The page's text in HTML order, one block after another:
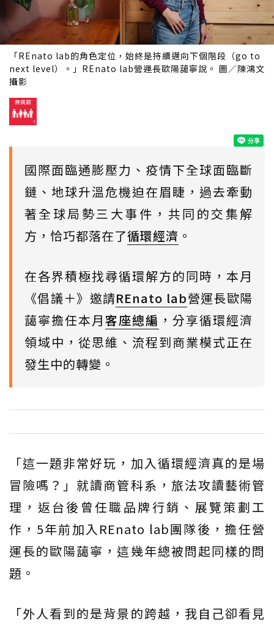
「REnato lab的角色定位，始終是持續邁向下個階段（go to
next level）。」REnato lab營運長歐陽藹寧說。 圖／陳鴻文
攝影
國際面臨通膨壓力、疫情下全球面臨斷
鏈、地球升溫危機迫在眉睫，過去牽動
著全球局勢三大事件，共同的交集解
方，恰巧都落在了循環經濟 。
在各界積極找尋循環解方的同時，本月
《倡議＋》邀請REnato lab營運長歐陽
藹寧擔任本月客座總編 ，分享循環經濟
領域中，從思維、流程到商業模式正在
發生中的轉變。
「這一題非常好玩，加入循環經濟真的是場
冒險嗎？」就讀商管科系，旅法攻讀藝術管
理，返台後曾任職品牌行銷、展覽策劃工
作，5年前加入REnato lab團隊後，擔任營
運長的歐陽藹寧，這幾年總被問起同樣的問
題。
「外人看到的是背景的跨越，我自己卻看見